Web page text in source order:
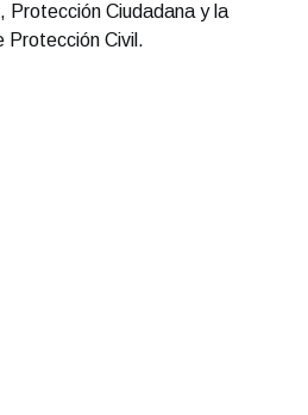
Ciudadana y la
Protección Civil.